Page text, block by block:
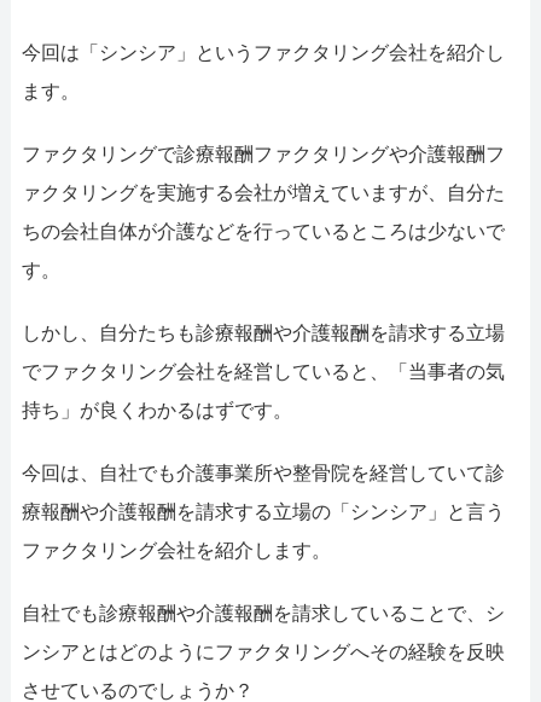
お
ファクタリン
今回は「シンシア」というファクタリング会社を紹介し
ます。
ファクタリングで診療報酬ファクタリングや介護報酬フ
ァクタリングを実施する会社が増えていますが、自分た
ちの会社自体が介護などを行っているところは少ないで
す。
しかし、自分たちも診療報酬や介護報酬を請求する立場
でファクタリング会社を経営していると、「当事者の気
持ち」が良くわかるはずです。
今回は、自社でも介護事業所や整骨院を経営していて診
療報酬や介護報酬を請求する立場の「シンシア」と言う
ファクタリング会社を紹介します。
自社でも診療報酬や介護報酬を請求していることで、シ
ンシアとはどのようにファクタリングへその経験を反映
させているのでしょうか？